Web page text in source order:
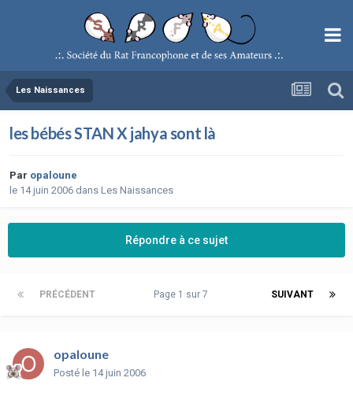
Les Naissances
les bébés STAN X jahya sont là
Par opaloune
le 14 juin 2006 dans Les Naissances
Répondre à ce sujet
PRÉCÉDENT SUIVANT
Page 1 sur 7
opaloune
Posté le 14 juin 2006